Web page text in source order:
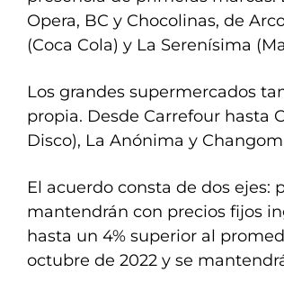
Opera, BC y Chocolinas, de
(Coca Cola) y La Serenísima
Los grandes supermercados
propia. Desde Carrefour hasta
Disco), La Anónima y
El acuerdo consta de dos ejes:
mantendrán con precios fijos
hasta un 4% superior al
octubre de 2022 y se